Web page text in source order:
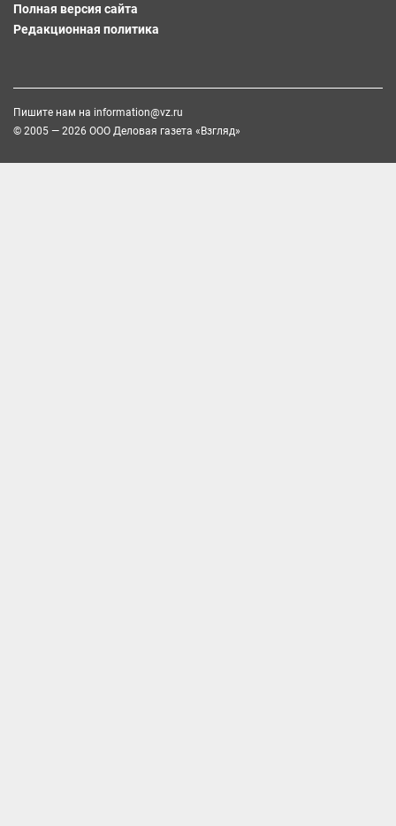
Полная версия сайта
Редакционная политика
Пишите нам на information@vz.ru
© 2005 — 2026 ООО Деловая газета «Взгляд»